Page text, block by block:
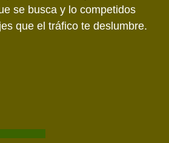
se busca y lo competidos
que el tráfico te deslumbre.